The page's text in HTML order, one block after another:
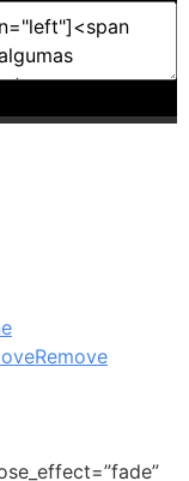
Remove